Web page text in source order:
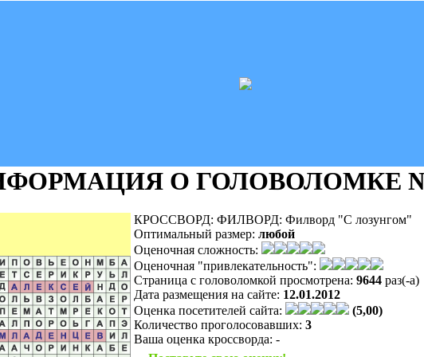
О ГОЛОВОЛОМКЕ
КРОССВОРД: ФИЛВОРД: Филворд "С лозунгом"
Оптимальный размер: любой
Оценочная сложность:
Оценочная "привлекательность":
Страница с головоломкой просмотрена: 9644раз(-а)
Дата размещения на сайте: 12.01.2012
Оценка посетителей сайта:
(5,00)
Количество проголосовавших: 3
Ваша оценка кроссворда: -